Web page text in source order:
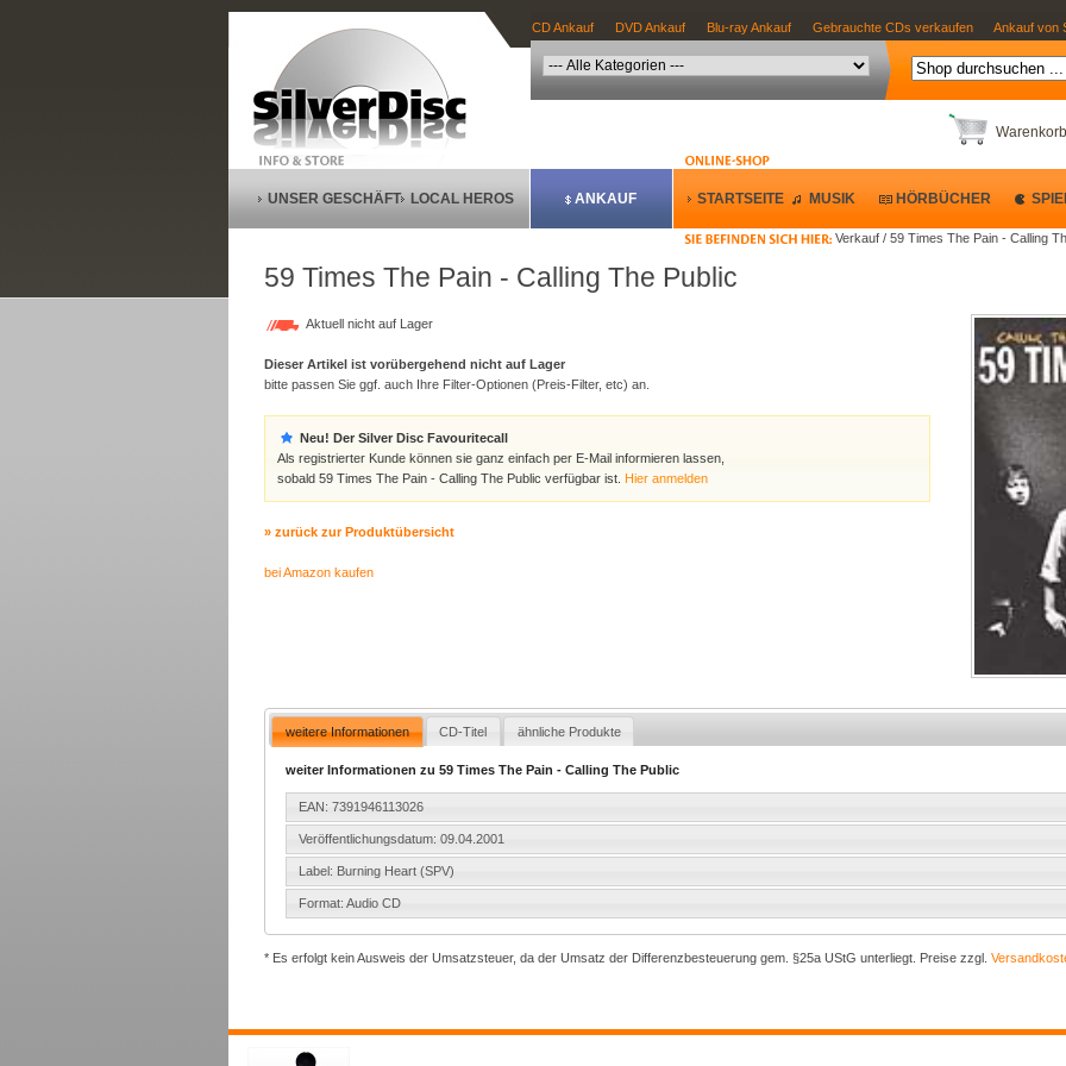
CD Ankauf DVD Ankauf Blu-ray Ankauf Gebrauchte CDs verkaufen Ankauf von
Warenkorb
Verkauf / 59 Times The Pain - Calling
UNSER GESCHÄFT LOCAL HEROS ANKAUF STARTSEITE MUSIK HÖRBÜCHER
59 Times The Pain - Calling The Public
Aktuell nicht auf Lager
Dieser Artikel ist vorübergehend nicht auf Lager
bitte passen Sie ggf. auch Ihre Filter-Optionen (Preis-Filter, etc) an.
Neu! Der Silver Disc Favouritecall
Als registrierter Kunde können sie ganz einfach per E-Mail informieren lassen,
sobald 59 Times The Pain - Calling The Public verfügbar ist. Hier anmelden
» zurück zur Produktübersicht
bei Amazon kaufen
weitere Informationen CD-Titel ähnliche Produkte
weiter Informationen zu 59 Times The Pain - Calling The Public
EAN: 7391946113026
Veröffentlichungsdatum: 09.04.2001
Label: Burning Heart (SPV)
Format: Audio CD
* Es erfolgt kein Ausweis der Umsatzsteuer, da der Umsatz der Differenzbesteuerung gem. §25a UStG unterliegt. Preise zzgl.